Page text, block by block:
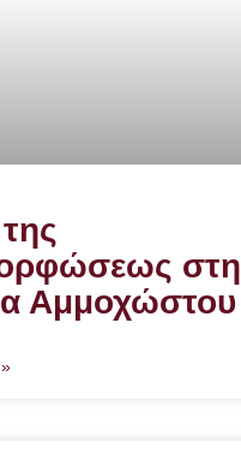
στη
Αμμοχώστου